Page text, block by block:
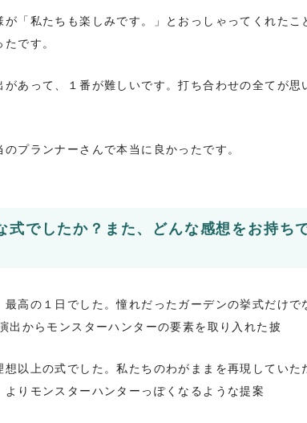
が「私たちも楽しみです。」とおっしゃってくれたこ
です。
があって、１番が難しいです。打ち合わせの全てが思
プランナーさんで本当に良かったです。
式でしたか？また、どんな感想をお持ち
最高の１日でした。憧れだったガーデンの挙式だけで
出からモンスターハンターの要素を取り入れた披
想以上の式でした。私たちのわがままを再現していた
よりモンスターハンターっぽくなるような提案